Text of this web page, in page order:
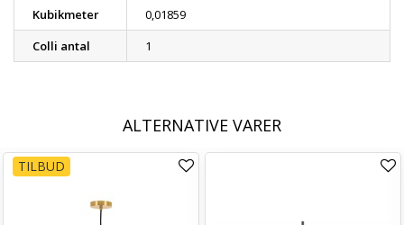
Kubikmeter
0,01859
Colli antal
1
ALTERNATIVE VARER
TILBUD